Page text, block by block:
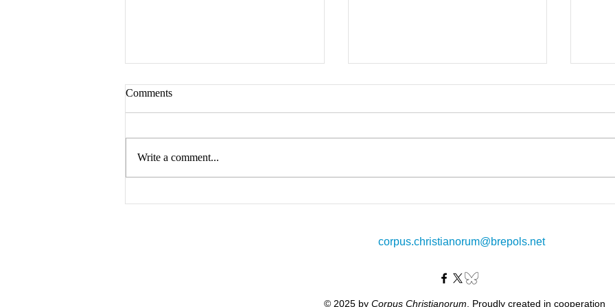
Comments
Write a comment...
corpus.christianorum@brepols.net
© 2025 by Corpus Christianorum. Proudly created in cooperation